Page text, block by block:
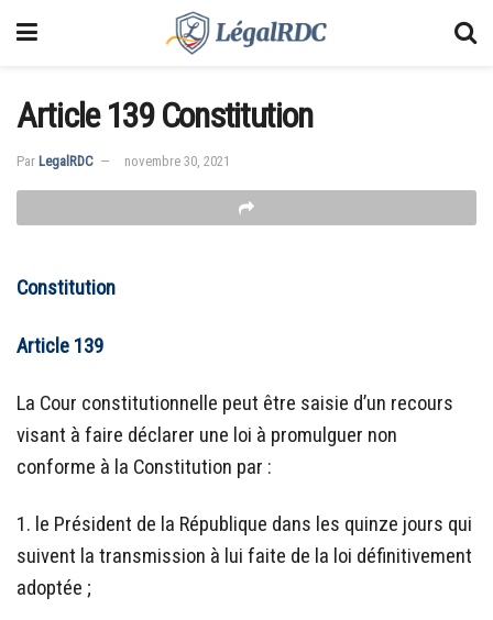
Article 139 Constitution
Par LegalRDC novembre 30, 2021
Constitution
Article 139
La Cour constitutionnelle peut être saisie d’un recours
visant à faire déclarer une loi à promulguer non
conforme à la Constitution par :
1. le Président de la République dans les quinze jours qui
suivent la transmission à lui faite de la loi définitivement
adoptée ;